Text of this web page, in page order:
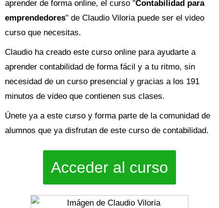
aprender de forma online, el curso "Contabilidad para
emprendedores" de Claudio Viloria puede ser el video
curso que necesitas.
Claudio ha creado este curso online para ayudarte a
aprender contabilidad de forma fácil y a tu ritmo, sin
necesidad de un curso presencial y gracias a los 191
minutos de video que contienen sus clases.
Únete ya a este curso y forma parte de la comunidad de
alumnos que ya disfrutan de este curso de contabilidad.
Acceder al curso